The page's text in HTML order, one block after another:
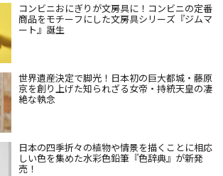
コンビニおにぎりが文房具に！コンビニの定番
商品をモチーフにした文房具シリーズ『ジムマ
ート』誕生
世界遺産決定で脚光！日本初の巨大都城・藤原
京を創り上げた知られざる女帝・持統天皇の凄
絶な執念
日本の四季折々の植物や情景を描くことに相応
しい色を集めた水彩色鉛筆『色辞典』が新発
売！